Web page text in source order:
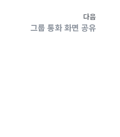
다음
그룹 통화 화면 공유